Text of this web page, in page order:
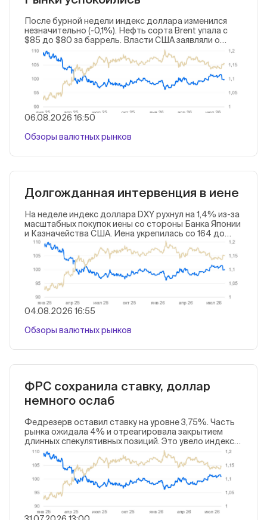
После бурной недели индекс доллара изменился
незначительно (-0,1%). Нефть сорта Brent упала с
$85 до $80 за баррель. Власти США заявляли о
скорой сделке с Ираном — последний отрицал
переговоры, но рынки отыгрывали позитив. Важной
статистики и политических событий не было.
Валюты зеркалили доллар или догоняли динамику
прошлой недели.
06.08.2026 16:50
Обзоры валютных рынков
Долгожданная интервенция в иене
На неделе индекс доллара DXY рухнул на 1,4% из-за
масштабных покупок иены со стороны Банка Японии
и Казначейства США. Иена укрепилась со 164 до
155,5 за доллар. Конфликт на Ближнем Востоке утих,
власти США провели словесные интервенции, чтобы
удержать сырьевые цены в разумных пределах.
Нефть Brent торговалась в диапазоне $80–95 за
баррель. «Неделя центральных банков» прошла без
сюрпризов: ФРС, Банк Японии и Банк Англии не
поменяли ставки.
04.08.2026 16:55
Обзоры валютных рынков
ФРС сохранила ставку, доллар
немного ослаб
Федрезерв оставил ставку на уровне 3,75%. Часть
рынка ожидала 4% и отреагировала закрытием
длинных спекулятивных позиций. Это увело индекс
доллара DXY с 101,5 до 101 пунктов. Банк Англии
также не стал менять ставку. Обмен ударами между
США и союзниками и Ираном продолжается, а
география конфликта расширяется. Цена нефти на
неделе колебалась между $80 и $100 за баррель
(Brent).